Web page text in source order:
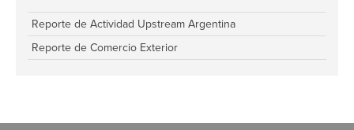
Reporte de Actividad Upstream Argentina
Reporte de Comercio Exterior